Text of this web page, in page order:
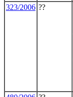
323/2006 ??